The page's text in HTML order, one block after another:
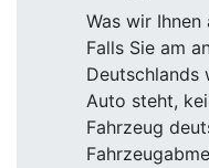
Was wir
Falls Sie am
Deutschlands
Auto steht,
Fahrzeug